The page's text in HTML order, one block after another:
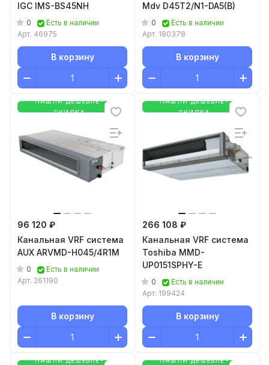
IGC IMS-BS45NH
0
Есть в наличии
Арт. 46975
В корзину
Mdv D45T2/N1-DA5(B)
0
Есть в наличии
Арт. 180378
В корзину
НАШЛИ ДЕШЕВЛЕ-
СКИДКА
96 120 ₽
Канальная VRF система
AUX ARVMD-H045/4R1M
0
Есть в наличии
Арт. 261190
В корзину
НАШЛИ ДЕШЕВЛЕ-
СКИДКА
266 108 ₽
Канальная VRF система
Toshiba MMD-
UP0151SPHY-E
0
Есть в наличии
Арт. 199424
В корзину
НАШЛИ ДЕШЕВЛЕ-
НАШЛИ ДЕШЕВЛЕ-